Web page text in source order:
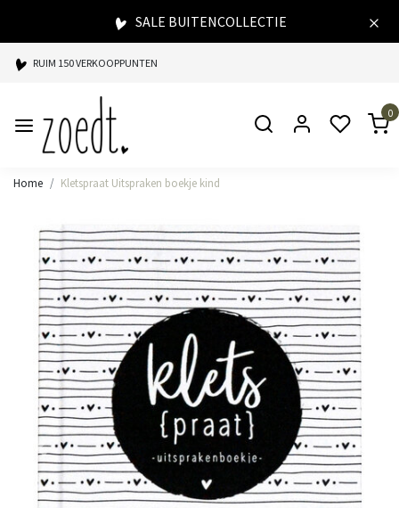
SALE BUITENCOLLECTIE
RUIM 150 VERKOOPPUNTEN
SPAARPUNTEN BIJ ELKE AANKOOP
SNELLE LEVERING
0
Home Kletspraat Uitspraken boekje kind
Vorige